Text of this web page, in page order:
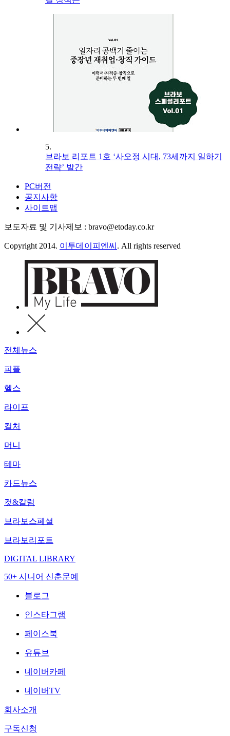
5.
브라보 리포트 1호 ‘사오정 시대, 73세까지 일하기
전략’ 발간
PC버전
공지사항
사이트맵
보도자료 및 기사제보 : bravo@etoday.co.kr
Copyright 2014. 이투데이피엔씨 . All rights reserved
전체뉴스
피플
헬스
라이프
컬처
머니
테마
카드뉴스
컷&칼럼
브라보스페셜
브라보리포트
DIGITAL LIBRARY
50+ 시니어 신춘문예
블로그
인스타그램
페이스북
유튜브
네이버카페
네이버TV
회사소개
구독신청